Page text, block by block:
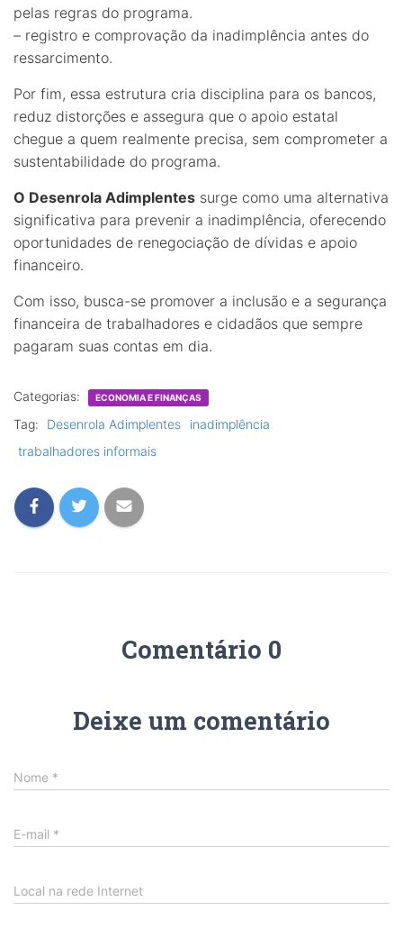
pelas regras do programa.
– registro e comprovação da inadimplência antes do
ressarcimento.
Por fim, essa estrutura cria disciplina para os bancos,
reduz distorções e assegura que o apoio estatal
chegue a quem realmente precisa, sem comprometer a
sustentabilidade do programa.
O Desenrola Adimplentes surge como uma alternativa
significativa para prevenir a inadimplência, oferecendo
oportunidades de renegociação de dívidas e apoio
financeiro.
Com isso, busca-se promover a inclusão e a segurança
financeira de trabalhadores e cidadãos que sempre
pagaram suas contas em dia.
Categorias: ECONOMIA E FINANÇAS
Tag: Desenrola Adimplentes
inadimplência
trabalhadores informais
Comentário 0
Deixe um comentário
Nome *
E-mail *
Local na rede Internet